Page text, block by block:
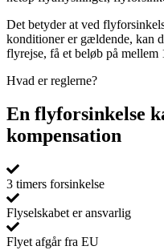
Det betyder at ved
konditioner er gældende, kan
flyrejse, få et beløb på mellem
Hvad er reglerne?
En flyforsinkelse
kompensation
3 timers forsinkelse
Flyselskabet er ansvarlig
Flyet afgår fra EU